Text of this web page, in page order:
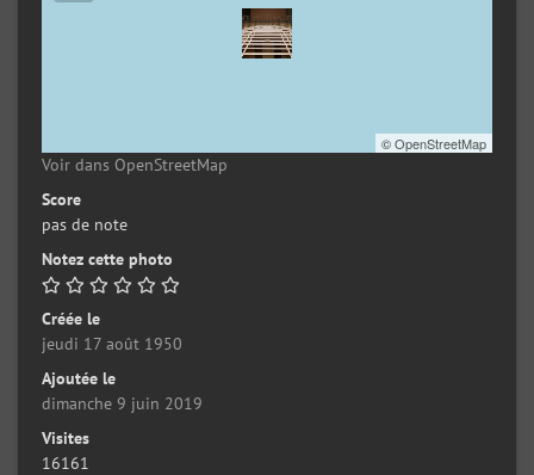
©OpenStreetMap
Voir dans OpenStreetMap
Score
pas de note
Notez cette photo
Créée le
jeudi 17 août 1950
Ajoutée le
dimanche 9 juin 2019
Visites
16161